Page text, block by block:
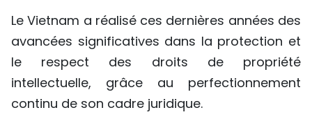
À PROPOS DU "PEUPLE"
TIẾNG VIỆT
ENGLISH
Le Vietnam a réalisé ces dernières années des
avancées significatives dans la protection et
le respect des droits de propriété
intellectuelle, grâce au perfectionnement
continu de son cadre juridique.